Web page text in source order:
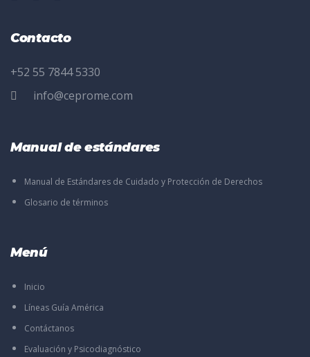
Contacto
+52 55 7844 5330
info@ceprome.com
Manual de estándares
Manual de Estándares de Cuidado y Protección de Derechos
Glosario de términos
Menú
Inicio
Líneas Guía América
Contáctanos
Evaluación y Psicodiagnóstico